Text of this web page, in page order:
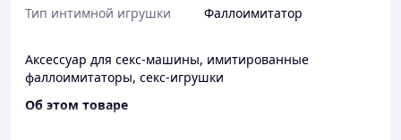
Тип интимной игрушки
Фаллоимитатор
Аксессуар для секс-машины, имитированные
фаллоимитаторы, секс-игрушки
Об этом товаре